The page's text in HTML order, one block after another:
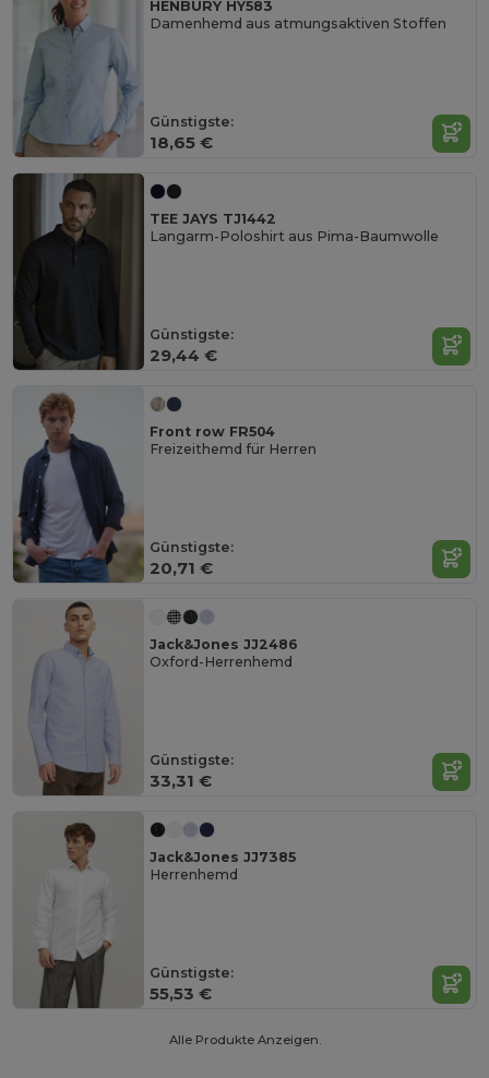
HENBURY HY583
Damenhemd aus atmungsaktiven Stoffen
Günstigste:
18,65 €
TEE JAYS TJ1442
Langarm-Poloshirt aus Pima-Baumwolle
Günstigste:
29,44 €
Front row FR504
Freizeithemd für Herren
Günstigste:
20,71 €
Jack&Jones JJ2486
Oxford-Herrenhemd
Günstigste:
33,31 €
Jack&Jones JJ7385
Herrenhemd
Günstigste:
55,53 €
Alle Produkte Anzeigen.